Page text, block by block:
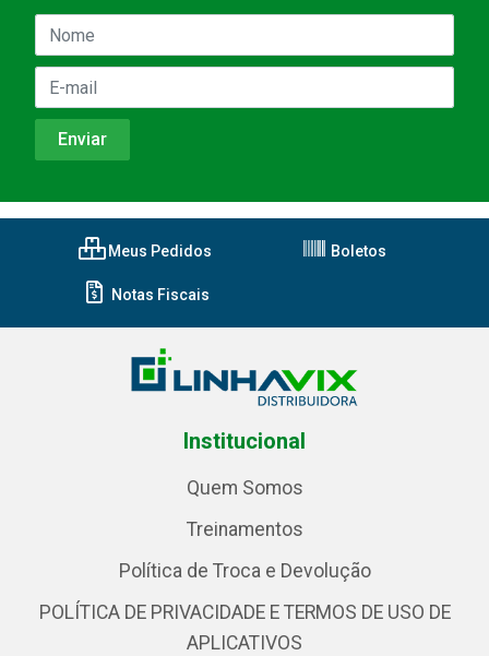
Meus Pedidos Boletos
Notas Fiscais
Institucional
Quem Somos
Treinamentos
Política de Troca e Devolução
POLÍTICA DE PRIVACIDADE E TERMOS DE USO DE
APLICATIVOS